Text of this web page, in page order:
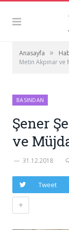
Anasayfa »
Metin Akpınar ve
BASINDAN
Şener
ve
31.12.2018
Tweet
+